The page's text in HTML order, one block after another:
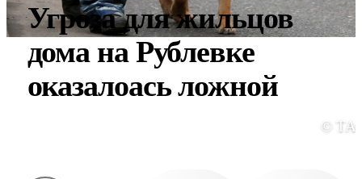
Угроза для жильцов
дома на Рублевке
оказалоась ложной
©